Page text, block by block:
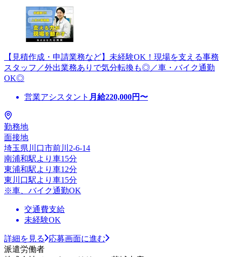
【見積作成・申請業務など】未経験OK！現場を支える事務
スタッフ／外出業務ありで気分転換も◎／車・バイク通勤
OK◎
営業アシスタント 月給220,000円〜
勤務地
面接地
埼玉県川口市前川2-6-14
南浦和駅より車15分
東浦和駅より車12分
東川口駅より車15分
※車、バイク通勤OK
交通費支給
未経験OK
詳細を見る
応募画面に進む
派遣労働者